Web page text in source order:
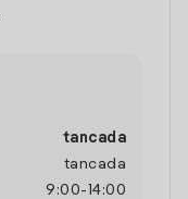
tancada
tancada
9:00- 14:00